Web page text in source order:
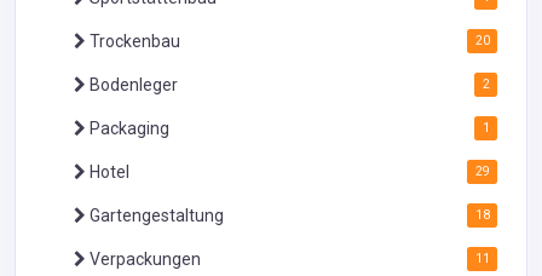
Trockenbau 20
Bodenleger 2
Packaging 1
Hotel 29
Gartengestaltung 18
Verpackungen 11